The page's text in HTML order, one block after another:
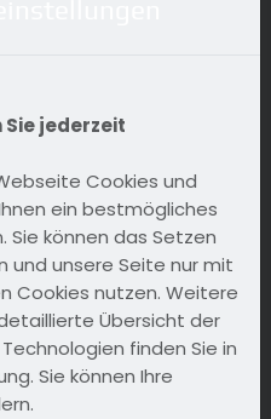
Maps
Fonts
und Links zu
jederzeit
Cookies und
ein bestmögliches
Sie können das Setzen
und unsere Seite nur mit
Cookies nutzen. Weitere
Übersicht der
finden Sie in
Sie können Ihre